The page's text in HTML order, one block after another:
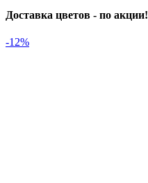
Доставка цветов - по акции!
-12%